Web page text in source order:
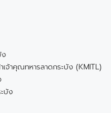
เจ้าคุณทหารลาดกระบัง (KMITL)
บัง